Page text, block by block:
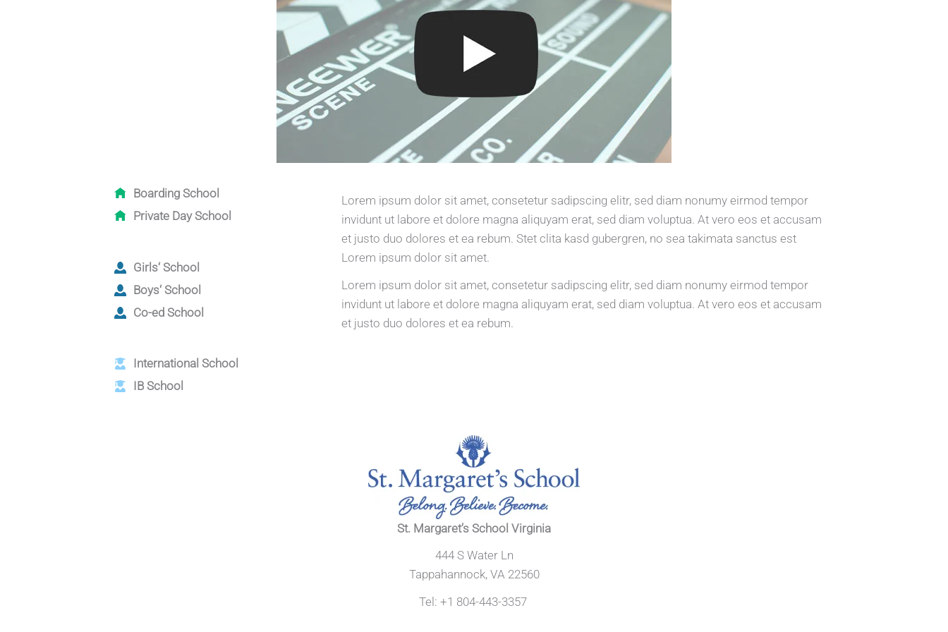
Boarding School
Private Day School
Girls‘ School
Boys‘ School
Co-ed School
International School
IB School
Lorem ipsum dolor sit amet, consetetur sadipscing elitr, sed diam nonumy eirmod tempor
invidunt ut labore et dolore magna aliquyam erat, sed diam voluptua. At vero eos et accusam
et justo duo dolores et ea rebum. Stet clita kasd gubergren, no sea takimata sanctus est
Lorem ipsum dolor sit amet.
Lorem ipsum dolor sit amet, consetetur sadipscing elitr, sed diam nonumy eirmod tempor
invidunt ut labore et dolore magna aliquyam erat, sed diam voluptua. At vero eos et accusam
et justo duo dolores et ea rebum.
St. Margaret’s School Virginia
444 S Water Ln
Tappahannock, VA 22560
Tel: +1 804-443-3357